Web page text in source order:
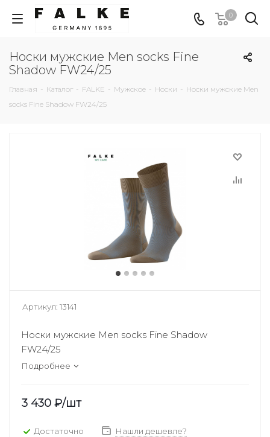
0
Носки мужские Men socks Fine
Shadow FW24/25
Главная - Каталог - FALKE - Мужское - Носки - Носки мужские Men
socks Fine Shadow FW24/25
Артикул: 13141
Носки мужские Men socks Fine Shadow
FW24/25
Подробнее
3 430 ₽/шт
Достаточно
Нашли дешевле?